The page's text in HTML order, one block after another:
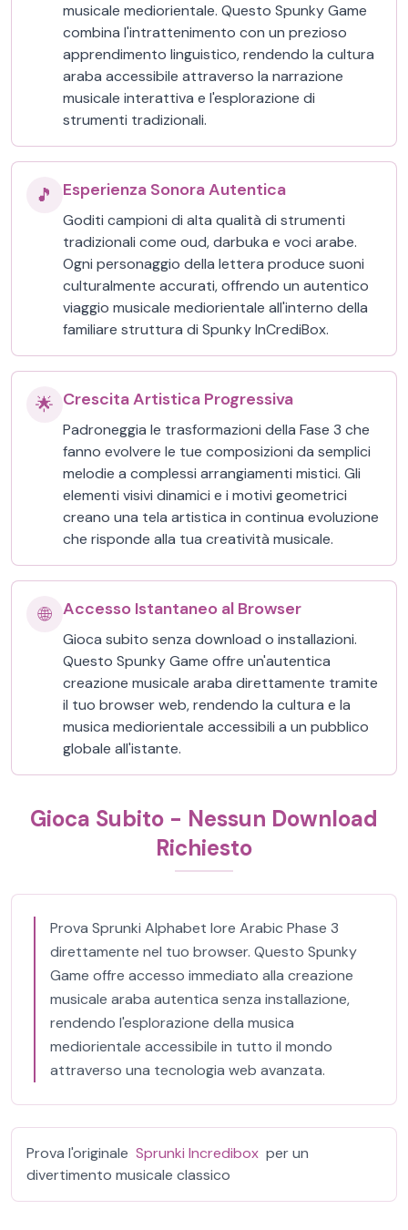
musicale mediorientale. Questo Spunky Game
combina l'intrattenimento con un prezioso
apprendimento linguistico, rendendo la cultura
araba accessibile attraverso la narrazione
musicale interattiva e l'esplorazione di
strumenti tradizionali.
🎵 Esperienza Sonora Autentica
Goditi campioni di alta qualità di strumenti
tradizionali come oud, darbuka e voci arabe.
Ogni personaggio della lettera produce suoni
culturalmente accurati, offrendo un autentico
viaggio musicale mediorientale all'interno della
familiare struttura di Spunky InCrediBox.
🌟 Crescita Artistica Progressiva
Padroneggia le trasformazioni della Fase 3 che
fanno evolvere le tue composizioni da semplici
melodie a complessi arrangiamenti mistici. Gli
elementi visivi dinamici e i motivi geometrici
creano una tela artistica in continua evoluzione
che risponde alla tua creatività musicale.
🌐 Accesso Istantaneo al Browser
Gioca subito senza download o installazioni.
Questo Spunky Game offre un'autentica
creazione musicale araba direttamente tramite
il tuo browser web, rendendo la cultura e la
musica mediorientale accessibili a un pubblico
globale all'istante.
Gioca Subito - Nessun Download
Richiesto
Prova Sprunki Alphabet lore Arabic Phase 3
direttamente nel tuo browser. Questo Spunky
Game offre accesso immediato alla creazione
musicale araba autentica senza installazione,
rendendo l'esplorazione della musica
mediorientale accessibile in tutto il mondo
attraverso una tecnologia web avanzata.
Prova l'originale Sprunki Incredibox per un
divertimento musicale classico